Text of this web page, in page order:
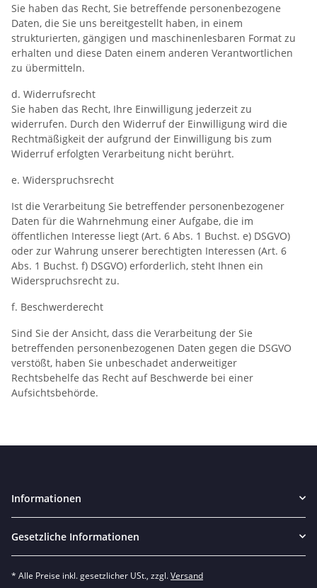
Sie haben das Recht, Sie betreffende personenbezogene
Daten, die Sie uns bereitgestellt haben, in einem
strukturierten, gängigen und maschinenlesbaren Format zu
erhalten und diese Daten einem anderen Verantwortlichen
zu übermitteln.
d. Widerrufsrecht
Sie haben das Recht, Ihre Einwilligung jederzeit zu
widerrufen. Durch den Widerruf der Einwilligung wird die
Rechtmäßigkeit der aufgrund der Einwilligung bis zum
Widerruf erfolgten Verarbeitung nicht berührt.
e. Widerspruchsrecht
Ist die Verarbeitung Sie betreffender personenbezogener
Daten für die Wahrnehmung einer Aufgabe, die im
öffentlichen Interesse liegt (Art. 6 Abs. 1 Buchst. e) DSGVO)
oder zur Wahrung unserer berechtigten Interessen (Art. 6
Abs. 1 Buchst. f) DSGVO) erforderlich, steht Ihnen ein
Widerspruchsrecht zu.
f. Beschwerderecht
Sind Sie der Ansicht, dass die Verarbeitung der Sie
betreffenden personenbezogenen Daten gegen die DSGVO
verstößt, haben Sie unbeschadet anderweitiger
Rechtsbehelfe das Recht auf Beschwerde bei einer
Aufsichtsbehörde.
Informationen
Gesetzliche Informationen
* Alle Preise inkl. gesetzlicher USt., zzgl.Versand